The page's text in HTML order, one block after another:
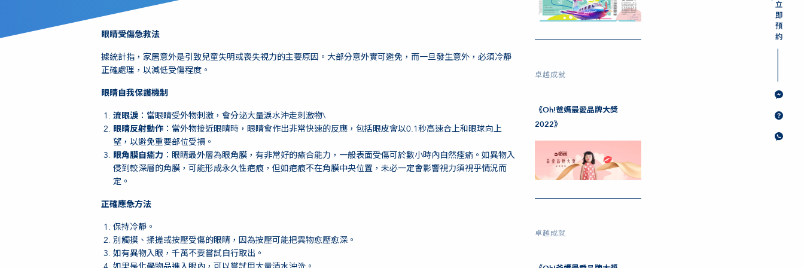
眼睛受傷急救法
據統計指，家居意外是引致兒童失明或喪失視力的主要原因。大部分意外實可避免，而一旦發生意外，必須冷靜
正確處理，以減低受傷程度。
眼睛自我保護機制
流眼淚：當眼睛受外物刺激，會分泌大量淚水沖走刺激物\
眼睛反射動作：當外物接近眼睛時，眼睛會作出非常快速的反應，包括眼皮會以0.1秒高速合上和眼球向上
望，以避免重要部位受損。
眼角膜自瘉力 ：眼睛最外層為眼角膜，有非常好的瘉合能力，一般表面受傷可於數小時內自然痊瘉。如異物入
侵到較深層的角膜，可能形成永久性疤痕，但如疤痕不在角膜中央位置，未必一定會影響視力須視乎情況而
定。
正確應急方法
保持冷靜。
別觸摸、揉搓或按壓受傷的眼睛，因為按壓可能把異物愈壓愈深。
如有異物入眼，千萬不要嘗試自行取出。
卓越成就
《Oh!爸媽最愛品牌大獎
2022》
卓越成就